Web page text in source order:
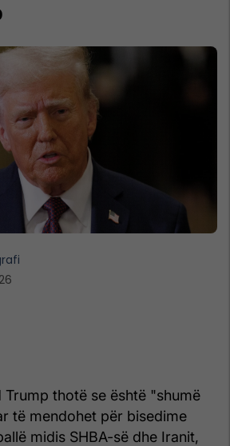
Trump thotë se është "shumë
të mendohet për bisedime
midis SHBA-së dhe Iranit,